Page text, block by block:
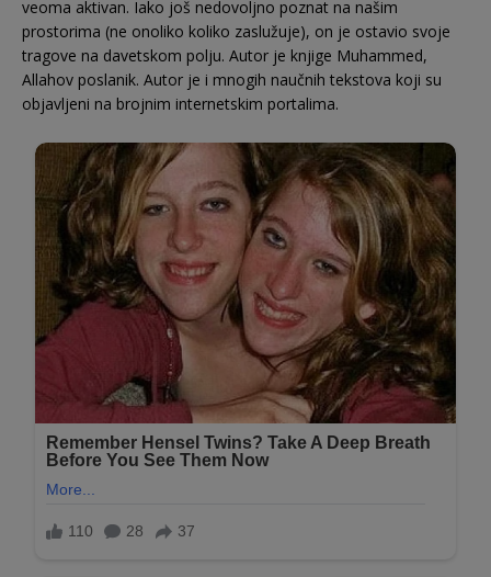
veoma aktivan. Iako još nedovoljno poznat na našim
prostorima (ne onoliko koliko zaslužuje), on je ostavio svoje
tragove na davetskom polju. Autor je knjige Muhammed,
Allahov poslanik. Autor je i mnogih naučnih tekstova koji su
objavljeni na brojnim internetskim portalima.